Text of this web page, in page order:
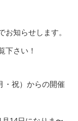
知らせします。
下さい！
・祝）からの開催